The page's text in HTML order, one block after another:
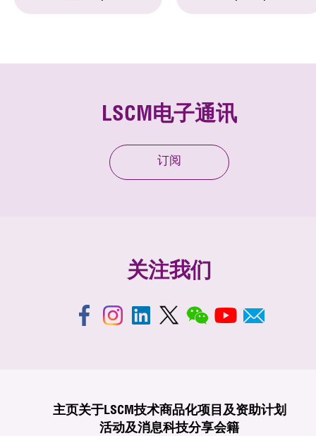
LSCM电子通讯
订阅
关注我们
主页关于LSCM技术商品化项目及资助计划
活动及消息科技分享会籍